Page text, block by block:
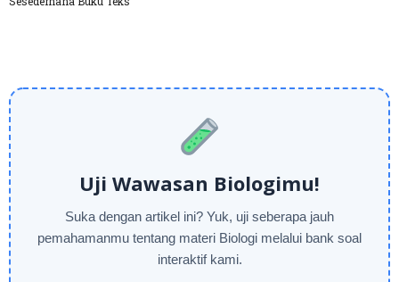
Uji Wawasan Biologimu!
Suka dengan artikel ini? Yuk, uji seberapa jauh
pemahamanmu tentang materi Biologi melalui bank soal
interaktif kami.